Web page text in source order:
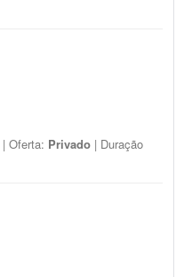
| Oferta: Privado | Duração